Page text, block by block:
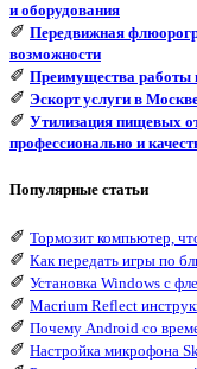
и оборудования
✐ Передвижная
возможности
✐ Преимущества работы
✐ Эскорт услуги в
✐ Утилизация пищевых
профессионально и
Популярные статьи
✐ Тормозит компьютер,
✐ Как передать игры по
✐ Установка Windows с
✐ Macrium Reflect
✐ Почему Android со
✐ Настройка микрофона